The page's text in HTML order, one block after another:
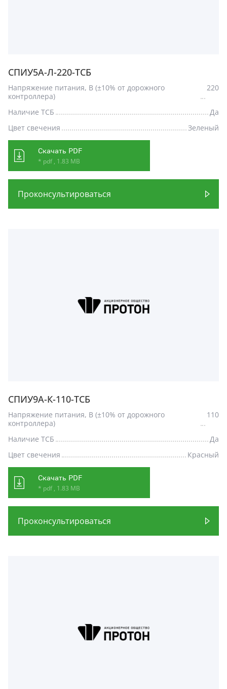
СПИУ5А-Л-220-ТСБ
Напряжение питания, В (±10% от дорожного
контроллера)
220
Наличие ТСБ
Да
Цвет свечения
Зеленый
Скачать PDF
* pdf , 1.83 MB
Проконсультироваться
СПИУ9А-К-110-ТСБ
Напряжение питания, В (±10% от дорожного
контроллера)
110
Наличие ТСБ
Да
Цвет свечения
Красный
Скачать PDF
* pdf , 1.83 MB
Проконсультироваться